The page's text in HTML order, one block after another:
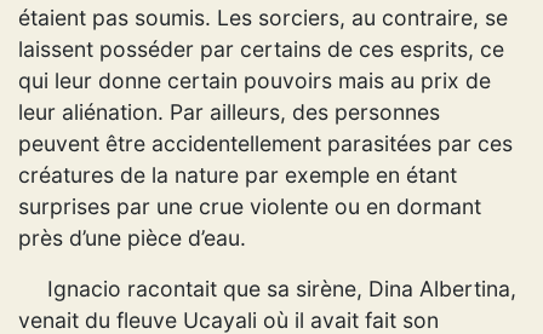
étaient pas soumis. Les sorciers, au contraire, se
laissent posséder par certains de ces esprits, ce
qui leur donne certain pouvoirs mais au prix de
leur aliénation. Par ailleurs, des personnes
peuvent être accidentellement parasitées par ces
créatures de la nature par exemple en étant
surprises par une crue violente ou en dormant
près d’une pièce d’eau.
Ignacio racontait que sa sirène, Dina Albertina,
venait du fleuve Ucayali où il avait fait son